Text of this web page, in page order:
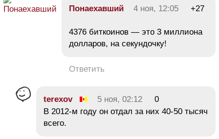
Понаехавший 4 ноя, 12:05 +27
4376 биткоинов — это 3 миллиона
долларов, на секундочку!
Ответить
terexov 5 ноя, 02:12
0
В 2012-м году он отдал за них 40-50 тысяч
всего.